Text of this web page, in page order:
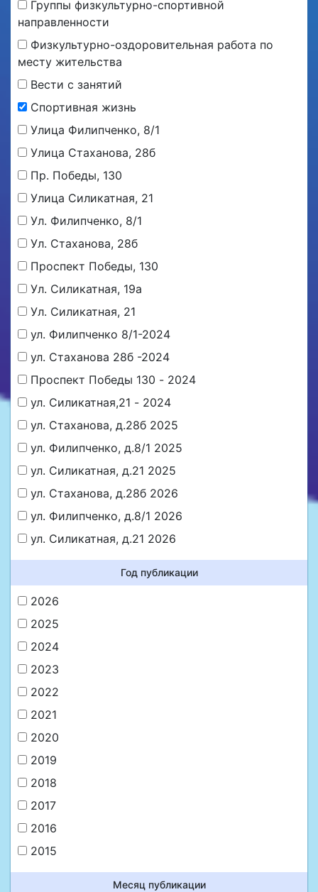
Группы физкультурно-спортивной
направленности
Физкультурно-оздоровительная работа по
месту жительства
Вести с занятий
Спортивная жизнь
Улица Филипченко, 8/1
Улица Стаханова, 28б
Пр. Победы, 130
Улица Силикатная, 21
Ул. Филипченко, 8/1
Ул. Стаханова, 28б
Проспект Победы, 130
Ул. Силикатная, 19а
Ул. Силикатная, 21
ул. Филипченко 8/1-2024
ул. Стаханова 28б -2024
Проспект Победы 130 - 2024
ул. Силикатная,21 - 2024
ул. Стаханова, д.28б 2025
ул. Филипченко, д.8/1 2025
ул. Силикатная, д.21 2025
ул. Стаханова, д.28б 2026
ул. Филипченко, д.8/1 2026
ул. Силикатная, д.21 2026
Год публикации
2026
2025
2024
2023
2022
2021
2020
2019
2018
2017
2016
2015
Месяц публикации